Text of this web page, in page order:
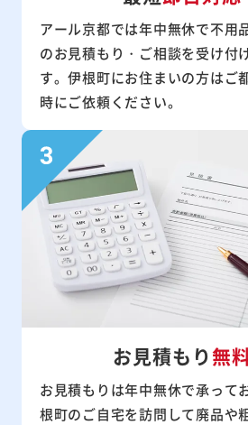
アール京都では年中無休で不用
のお見積もり・ご相談を受け付
す。伊根町にお住まいの方はご
時にご依頼ください。
お見積もり無
お見積もりは年中無休で承って
根町のご自宅を訪問して廃品や